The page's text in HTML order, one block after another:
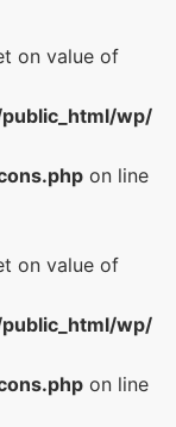
on value of
wp/
on line
on value of
wp/
on line